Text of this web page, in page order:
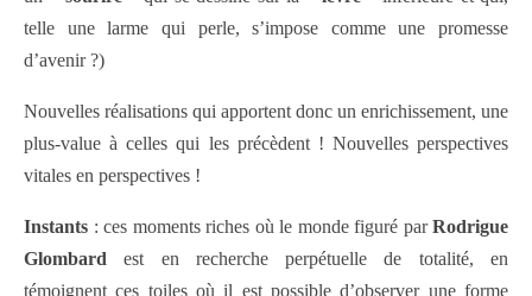
telle une larme qui perle, s’impose comme une promesse
d’avenir ?)
Nouvelles réalisations qui apportent donc un enrichissement, une
plus-value à celles qui les précèdent ! Nouvelles perspectives
vitales en perspectives !
Instants : ces moments riches où le monde figuré parRodrigue
Glombard est en recherche perpétuelle de totalité, en
témoignent ces toiles où il est possible d’observer une forme